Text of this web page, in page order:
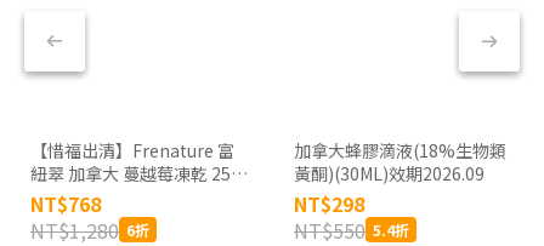
【惜福出清】Frenature 富
紐翠 加拿大 蔓越莓凍乾 25g
【10包組】效期2026.09
NT$768
NT$1,280 6折
加拿大蜂膠滴液(18%生物類
黃酮)(30ML)效期2026.09
NT$298
NT$550 5.4折